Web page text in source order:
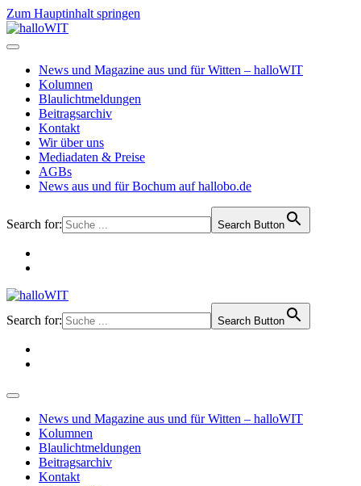
Zum Hauptinhalt springen
News und Magazine aus und für Witten – halloWIT
Kolumnen
Blaulichtmeldungen
Beitragsarchiv
Kontakt
Wir über uns
Mediadaten & Preise
AGBs
News aus und für Bochum auf hallobo.de
Search for: Search Button
Search for: Search Button
News und Magazine aus und für Witten – halloWIT
Kolumnen
Blaulichtmeldungen
Beitragsarchiv
Kontakt